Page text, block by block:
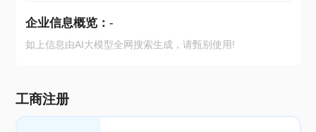
企业信息概览： -
如上信息由AI大模型全网搜索生成，请甄别使用!
工商注册